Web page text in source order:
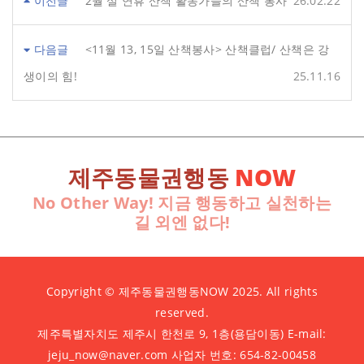
다음글
<11월 13, 15일 산책봉사> 산책클럽/ 산책은 강
생이의 힘!
25.11.16
제주동물권행동 NOW
No Other Way! 지금 행동하고 실천하는
길 외엔 없다!
Copyright © 제주동물권행동NOW 2025. All rights
reserved.
제주특별자치도 제주시 한천로 9, 1층(용담이동) E-mail:
jeju_now@naver.com 사업자 번호: 654-82-00458